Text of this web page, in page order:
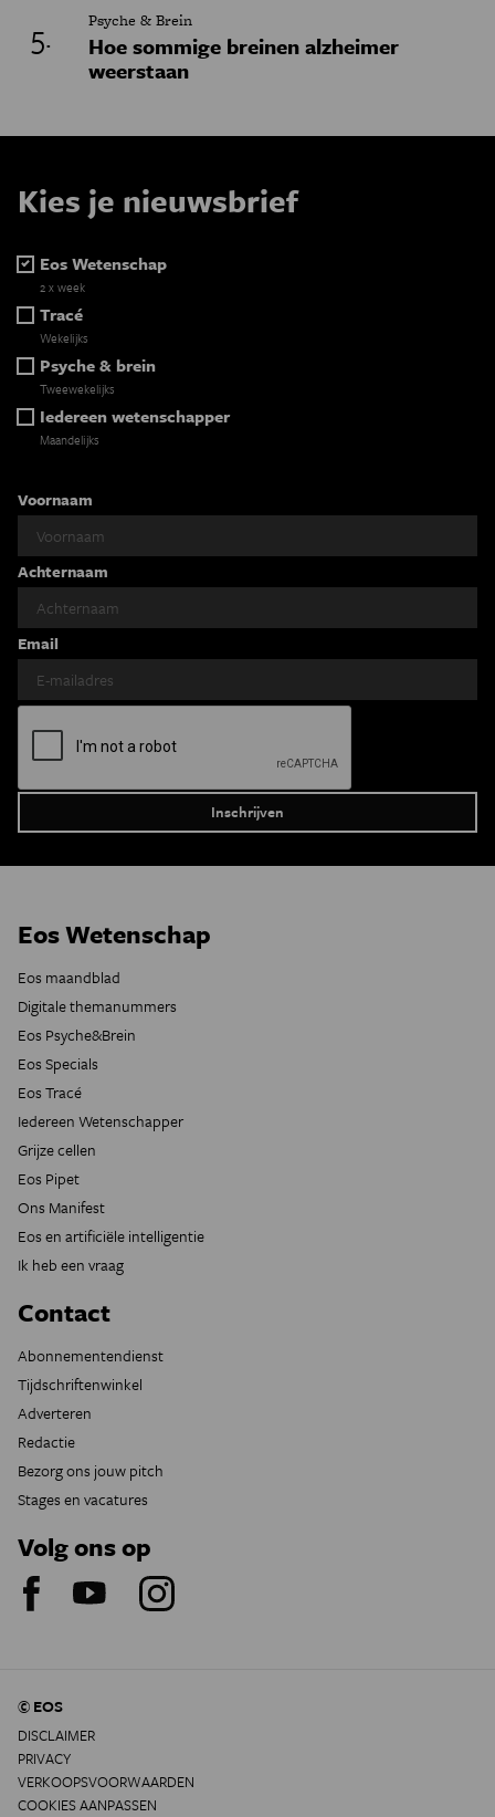
Psyche & Brein
Hoe sommige breinen alzheimer
weerstaan
Kies je nieuwsbrief
Eos Wetenschap
2 x week
Tracé
Wekelijks
Psyche & brein
Tweewekelijks
Iedereen wetenschapper
Maandelijks
Voornaam
Achternaam
Email
Eos Wetenschap
Eos maandblad
Digitale themanummers
Eos Psyche&Brein
Eos Specials
Eos Tracé
Iedereen Wetenschapper
Grijze cellen
Eos Pipet
Ons Manifest
Eos en artificiële intelligentie
Ik heb een vraag
Contact
Abonnementendienst
Tijdschriftenwinkel
Adverteren
Redactie
Bezorg ons jouw pitch
Stages en vacatures
Volg ons op
© EOS
DISCLAIMER
PRIVACY
VERKOOPSVOORWAARDEN
COOKIES AANPASSEN